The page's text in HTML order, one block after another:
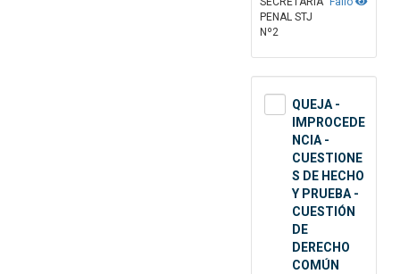
PENAL STJ
Nº2
QUEJA -
IMPROCEDE
NCIA -
CUESTIONE
S DE HECHO
Y PRUEBA -
CUESTIÓN
DE
DERECHO
COMÚN